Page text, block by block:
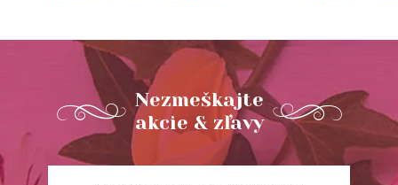
Nezmeškajte
akcie & zľavy